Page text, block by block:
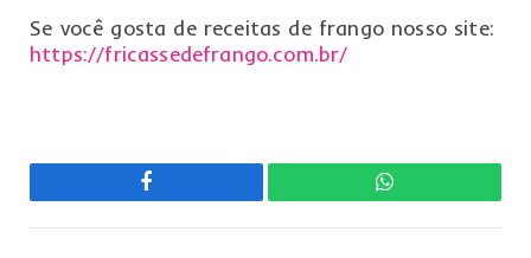
Se você gosta de receitas de frango nosso site:
https://fricassedefrango.com.br/
Facebook WhatsApp